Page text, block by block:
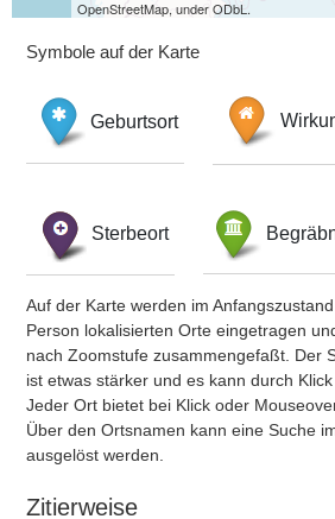
OpenStreetMap, under ODbL.
Symbole auf der Karte
Geburtsort
Sterbeort
Auf der Karte werden im
Person lokalisierten Orte eingetragen
nach Zoomstufe zusammengefaßt. Der
ist etwas stärker und es kann durch
Jeder Ort bietet bei Klick oder
Über den Ortsnamen kann eine Suche
ausgelöst werden.
Zitierweise